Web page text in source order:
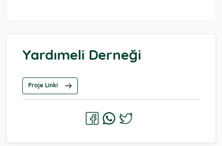
Yardımeli Derneği
Proje Linki